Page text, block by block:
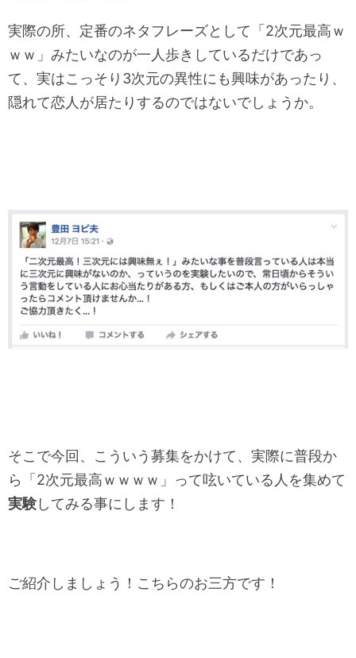
実際の所、定番のネタフレーズとして「2次元最高ｗ
ｗｗ」みたいなのが一人歩きしているだけであっ
て、実はこっそり3次元の異性にも興味があったり、
隠れて恋人が居たりするのではないでしょうか。
そこで今回、こういう募集をかけて、実際に普段か
ら「2次元最高ｗｗｗｗ」って呟いている人を集めて
実験してみる事にします！
ご紹介しましょう！こちらのお三方です！